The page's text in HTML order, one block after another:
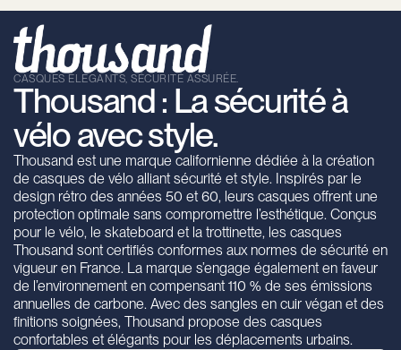
CASQUES ÉLÉGANTS, SÉCURITÉ ASSURÉE.
Thousand : La sécurité à
vélo avec style.
Thousand est une marque californienne dédiée à la création
de casques de vélo alliant sécurité et style. Inspirés par le
design rétro des années 50 et 60, leurs casques offrent une
protection optimale sans compromettre l’esthétique. Conçus
pour le vélo, le skateboard et la trottinette, les casques
Thousand sont certifiés conformes aux normes de sécurité en
vigueur en France. La marque s’engage également en faveur
de l’environnement en compensant 110 % de ses émissions
annuelles de carbone. Avec des sangles en cuir végan et des
finitions soignées, Thousand propose des casques
confortables et élégants pour les déplacements urbains.